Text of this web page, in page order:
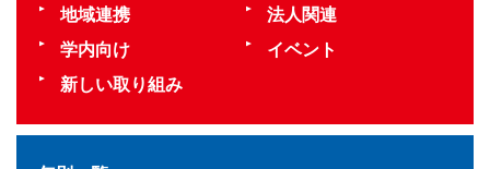
地域連携
法人関連
学内向け
イベント
新しい取り組み